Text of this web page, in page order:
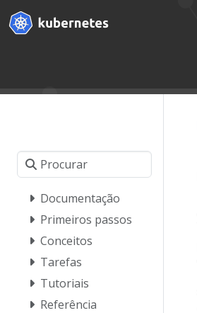
Documentação
Primeiros passos
Conceitos
Tarefas
Tutoriais
Referência